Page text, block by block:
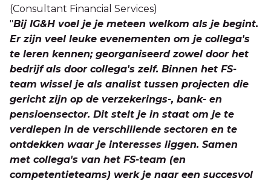
(Consultant Financial Services)
"Bij IG&H voel je je meteen welkom als je begint.
Er zijn veel leuke evenementen om je collega's
te leren kennen; georganiseerd zowel door het
bedrijf als door collega's zelf. Binnen het FS-
team wissel je als analist tussen projecten die
gericht zijn op de verzekerings-, bank- en
pensioensector. Dit stelt je in staat om je te
verdiepen in de verschillende sectoren en te
ontdekken waar je interesses liggen. Samen
met collega's van het FS-team (en
competentieteams) werk je naar een succesvol